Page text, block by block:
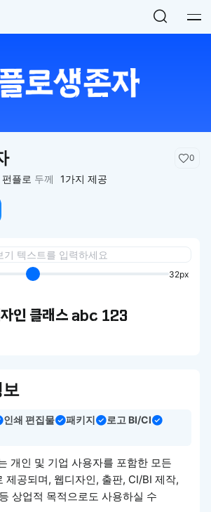
0
펀플로 두께 1가지 제공
32px
인 클래스 abc 123
인쇄 편집물 패키지
로고 BI/CI
개인 및 기업 사용자를 포함한 모든
제공되며, 웹디자인, 출판, CI/BI 제작,
상업적 목적으로도 사용하실 수